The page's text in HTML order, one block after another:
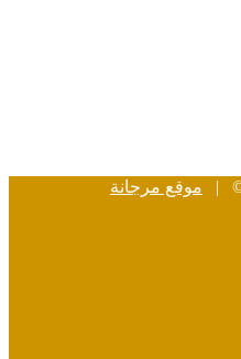
موقع مرجانة